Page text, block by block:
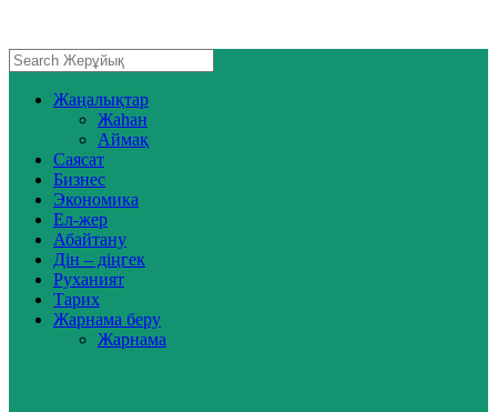
Жаңалықтар
Жаһан
Аймақ
Саясат
Бизнес
Экономика
Ел-жер
Абайтану
Дін – діңгек
Руханият
Тарих
Жарнама беру
Жарнама